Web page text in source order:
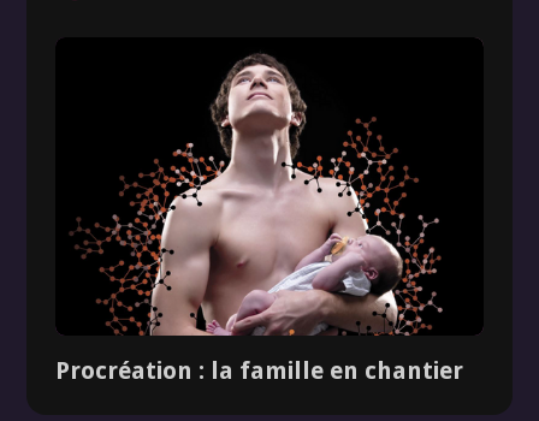
Procréation : la famille en chantier